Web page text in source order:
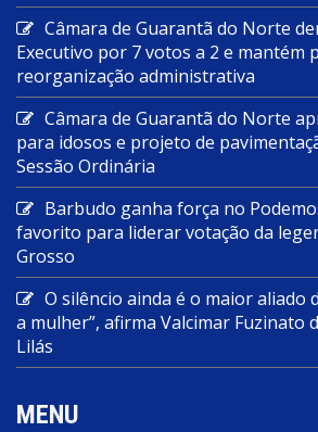
Câmara de Guarantã do Norte
Executivo por 7 votos a 2 e mantém
reorganização administrativa
Câmara de Guarantã do Norte
para idosos e projeto de
Sessão Ordinária
Barbudo ganha força no
favorito para liderar votação da
Grosso
O silêncio ainda é o maior aliado
a mulher”, afirma Valcimar Fuzinato
Lilás
MENU